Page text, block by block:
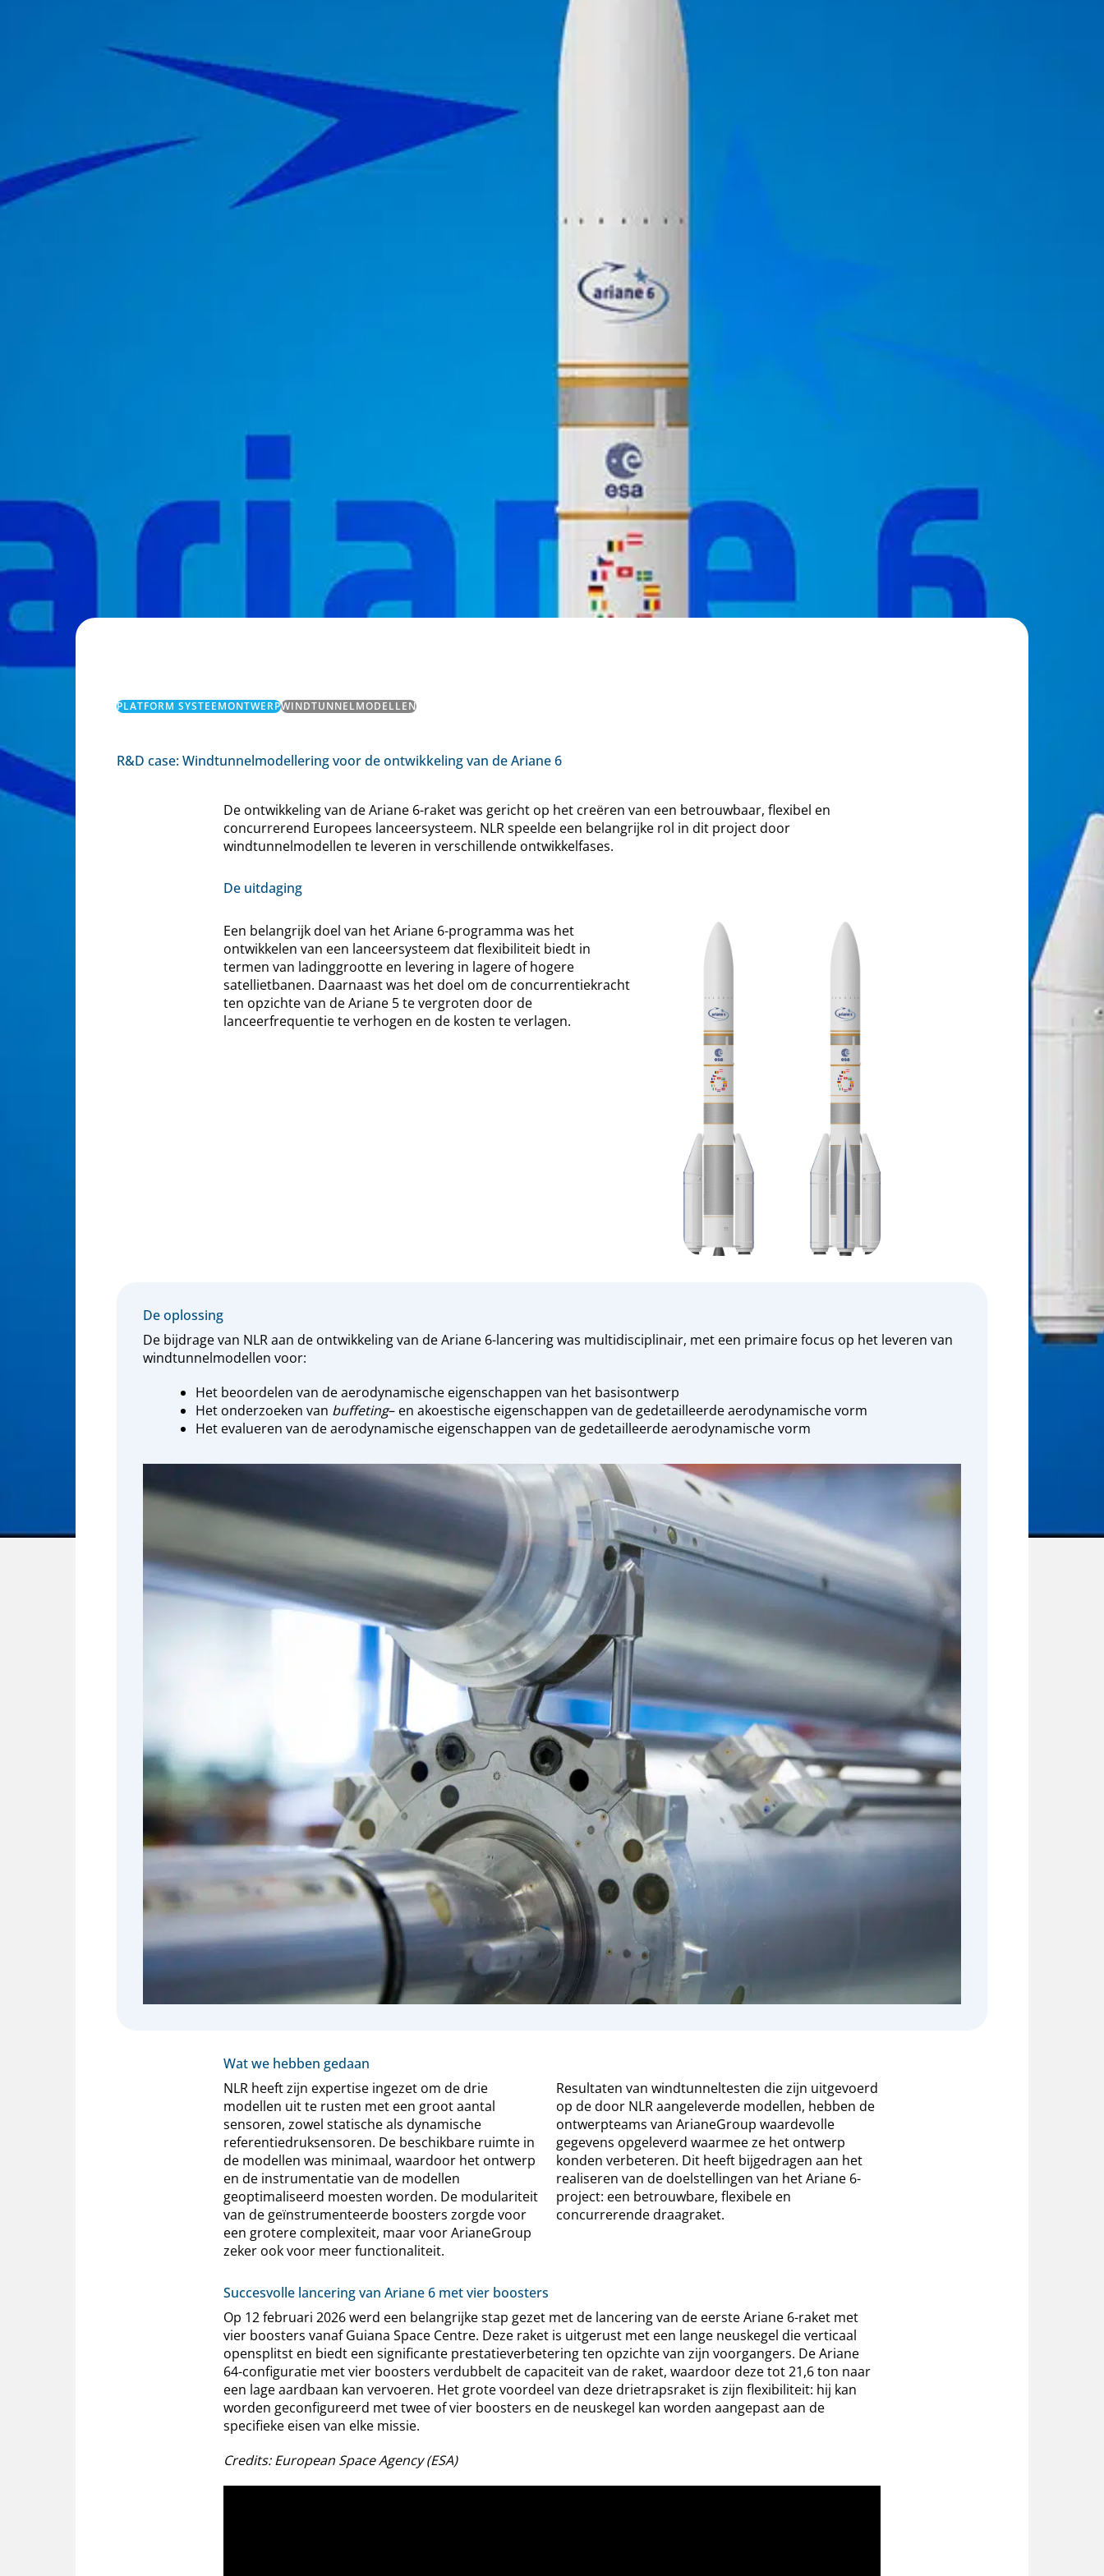
PLATFORM SYSTEEMONTWERPWINDTUNNELMODELLEN
R&D case: Windtunnelmodellering voor de ontwikkeling van de Ariane 6
De ontwikkeling van de Ariane 6-raket was gericht op het creëren van een betrouwbaar, flexibel en
concurrerend Europees lanceersysteem. NLR speelde een belangrijke rol in dit project door
windtunnelmodellen te leveren in verschillende ontwikkelfases.
De uitdaging
Een belangrijk doel van het Ariane 6-programma was het
ontwikkelen van een lanceersysteem dat flexibiliteit biedt in
termen van ladinggrootte en levering in lagere of hogere
satellietbanen. Daarnaast was het doel om de concurrentiekracht
ten opzichte van de Ariane 5 te vergroten door de
lanceerfrequentie te verhogen en de kosten te verlagen.
De oplossing
De bijdrage van NLR aan de ontwikkeling van de Ariane 6-lancering was multidisciplinair, met een primaire focus op het leveren van
windtunnelmodellen voor:
Het beoordelen van de aerodynamische eigenschappen van het basisontwerp
Het onderzoeken van buffeting– en akoestische eigenschappen van de gedetailleerde aerodynamische vorm
Het evalueren van de aerodynamische eigenschappen van de gedetailleerde aerodynamische vorm
Wat we hebben gedaan
NLR heeft zijn expertise ingezet om de drie
modellen uit te rusten met een groot aantal
sensoren, zowel statische als dynamische
referentiedruksensoren. De beschikbare ruimte in
de modellen was minimaal, waardoor het ontwerp
en de instrumentatie van de modellen
geoptimaliseerd moesten worden. De modulariteit
van de geïnstrumenteerde boosters zorgde voor
een grotere complexiteit, maar voor ArianeGroup
zeker ook voor meer functionaliteit.
Resultaten van windtunneltesten die zijn uitgevoerd
op de door NLR aangeleverde modellen, hebben de
ontwerpteams van ArianeGroup waardevolle
gegevens opgeleverd waarmee ze het ontwerp
konden verbeteren. Dit heeft bijgedragen aan het
realiseren van de doelstellingen van het Ariane 6-
project: een betrouwbare, flexibele en
concurrerende draagraket.
Succesvolle lancering van Ariane 6 met vier boosters
Op 12 februari 2026 werd een belangrijke stap gezet met de lancering van de eerste Ariane 6-raket met
vier boosters vanaf Guiana Space Centre. Deze raket is uitgerust met een lange neuskegel die verticaal
opensplitst en biedt een significante prestatieverbetering ten opzichte van zijn voorgangers. De Ariane
64-configuratie met vier boosters verdubbelt de capaciteit van de raket, waardoor deze tot 21,6 ton naar
een lage aardbaan kan vervoeren. Het grote voordeel van deze drietrapsraket is zijn flexibiliteit: hij kan
worden geconfigureerd met twee of vier boosters en de neuskegel kan worden aangepast aan de
specifieke eisen van elke missie.
Credits: European Space Agency (ESA)